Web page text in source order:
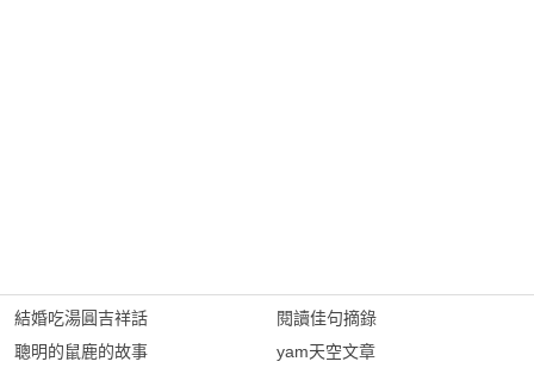
結婚吃湯圓吉祥話
聰明的鼠鹿的故事
閱讀佳句摘錄
yam天空文章